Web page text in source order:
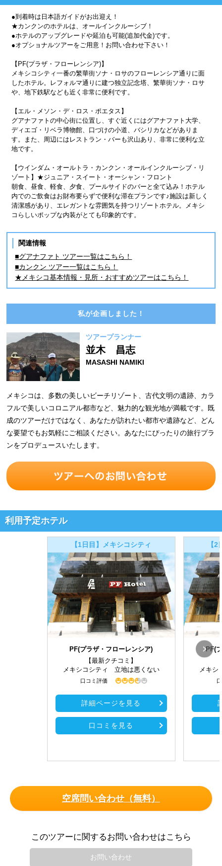
●到着時は日本語ガイドがお出迎え！
★カンクンのホテルは、オールインクルーシブ！
●ホテルのアップグレードや延泊も可能(追加代金)です。
●オプショナルツアーをご用意！お問い合わせ下さい！
【PF(プラザ・フローレンシア)】
メキシコシティ一番の繁華街ソナ・ロサのフローレンシア通りに面
したホテル。レフォルマ通りに建つ独立記念塔、繁華街ソナ・ロサ
や、地下鉄駅なども近く非常に便利です。
【エル・メソン・デ・ロス・ポエタス】
グアナファトの中心街に位置し、すぐ近くにはグアナファト大学、
ディエゴ・リベラ博物館、口づけの小道、バシリカなどがありま
す。また、周辺にはレストラン・バーも沢山あり、非常に便利な立
地です。
【ウインダム・オールトラ・カンクン・オールインクルーシブ・リ
ゾート】★ジュニア・スイート・オーシャン・フロント
朝食、昼食、軽食、夕食、プールサイドのバーと全て込み！ホテル
内でのご飲食はお財布要らずで便利な滞在プランです♪施設は新しく
清潔感があり、エレガントな雰囲気を持つリゾートホテル。メキシ
コらしいポップな内装がとても印象的です。
関連情報
■グアナファト ツアー一覧はこちら！
■カンクン ツアー一覧はこちら！
★メキシコ基本情報・見所・おすすめツアーはこちら！
私が企画しました！
ツアープランナー
並木 昌志
MASASHI NAMIKI
メキシコは、多数の美しいビーチリゾート、古代文明の遺跡、カラ
フルで美しいコロニアル都市など、魅力的な観光地が満載です。既
成のツアーだけではなく、あなたが訪れたい都市や遺跡など、どん
な要望でもお気軽にご相談ください。あなたにぴったりの旅行プラ
ンをプロデュースいたします。
利用予定ホテル
【1日目】メキシコシティ
PF(プラザ・フローレンシア)
【最新クチコミ】
メキシコシティ 立地は悪くない
口コミ評価
詳細ページを見る
口コミを見る
【
PF(
メキシ
空席問い合わせ（無料）
このツアーに関するお問い合わせはこちら
お問い合わせ